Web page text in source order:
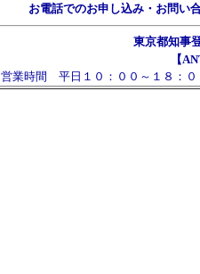
お電話でのお申し込み・お問い
東京都知事
【
営業時間 平日１０：００～１８：